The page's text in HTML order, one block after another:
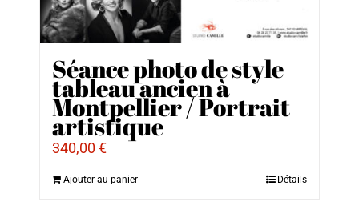
Séance photo de style
tableau ancien à
Montpellier / Portrait
artistique
340,00€
Ajouter au panier Détails